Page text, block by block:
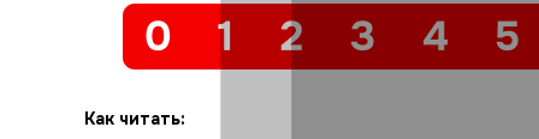
Как читать: